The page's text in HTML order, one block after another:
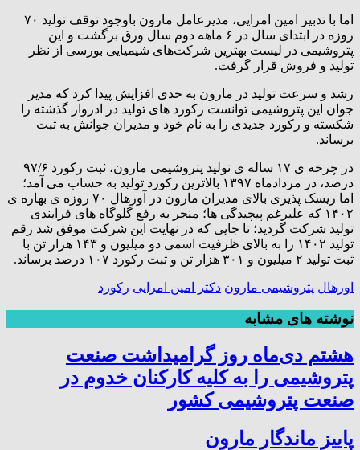
اما با تدبیر امین امرایی، مدیرعامل مارون باوجود توقف تولید ۷۰
روزه در ابتدای سال در ۶ ماهه دوم سال ورق برگشت و این
پتروشیمی در لیست بهترین شرکت‌های شیمیایی بورسی از نظر
تولید و فروش قرار گرفت.
رشد و سرعت تولید در مارون به حدی افزایش پیدا کرد که مدیر
جوان این پتروشیمی توانست رکورد های تولید در ادروار گذشته را
شکسته و رکورد جدیدی را به نام خود و مدیران جوانش به ثبت
برساند.
در چرخه ی ۱۷ ساله ی تولید پتروشیمی مارون، ثبت رکورد ۹۷/۶
درصد، در مردادماه ۱۳۹۷ بالاترین رکورد تولید به حساب می آمد؛
اما ریسک پذیری بالای مدیران مارون در آورهال ۷۰ روزه ی بهاره ی
۱۴۰۲ که علیرغم پیچیدگی ها؛ منجر به رفع گلوگاه های فرایندی
تولید شرکت گردید؛ تا جایی که در نهایت این شرکت موفق شد رقم
تولید ۱۴۰۲ را به بالای ظرفیت اسمی دو میلیون و ۱۴۳ هزار تن با
ثبت تولید ۲ میلیون و ۳۰۱ هزار تن و ثبت رکورد ۱۰۷ درصد برساند.
اورهال پتروشیمی مارون دکتر امین امرایی رکورد
نوشته های مشابه
هشتم دی‌ماه روز گرامیداشت صنعت
پتروشیمی را به کلیه کارکنان خدوم در
صنعت پتروشیمی کشور
پاییز ماندگار مارون